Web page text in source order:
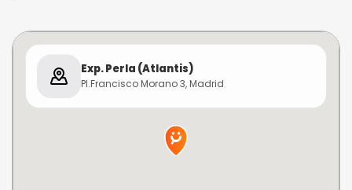
Exp. Perla (Atlantis)
Pl.Francisco Morano 3, Madrid